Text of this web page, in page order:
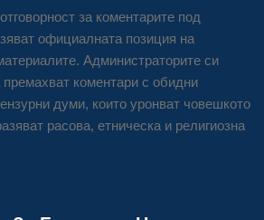
за коментарите под
официалната позиция на
Администраторите си
премахват коментари с обидни
думи, които уронват човешкото
расова, етническа и религиозна